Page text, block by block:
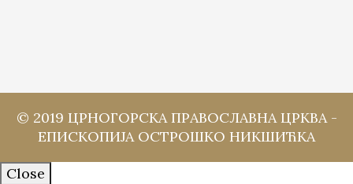
© 2019 ЦРНОГОРСКА ПРАВОСЛАВНА ЦРКВА -
ЕПИСКОПИЈА ОСТРОШКО НИКШИЋКА
Close